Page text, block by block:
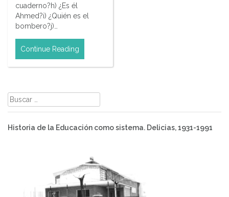
cuaderno?h) ¿Es él
Ahmed?i) ¿Quién es el
bombero?j)…
Continue Reading
Buscar:
Historia de la Educación como sistema. Delicias, 1931-1991